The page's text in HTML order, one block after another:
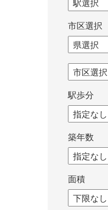
市区選択
駅歩分
築年数
面積